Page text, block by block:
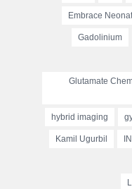
Embrace
Gadolinium
Glutamate
hybrid imaging
Kamil Ugurbil